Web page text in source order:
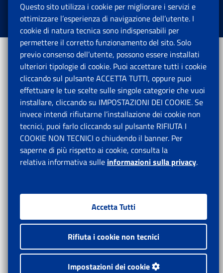
Istituto Nazionale Previdenza Sociale.
Tutti i diritti riservati.
Questo sito utilizza i cookie per migliorare i servizi e
ottimizzare l’esperienza di navigazione dell’utente. I
cookie di natura tecnica sono indispensabili per
permettere il corretto funzionamento del sito. Solo
previo consenso dell’utente, possono essere installati
ulteriori tipologie di cookie. Puoi accettare tutti i cookie
cliccando sul pulsante ACCETTA TUTTI, oppure puoi
effettuare le tue scelte sulle singole categorie che vuoi
installare, cliccando su IMPOSTAZIONI DEI COOKIE. Se
invece intendi rifiutarne l’installazione dei cookie non
tecnici, puoi farlo cliccando sul pulsante RIFIUTA I
COOKIE NON TECNICI o chiudendo il banner. Per
saperne di più rispetto ai cookie, consulta la
relativa informativa sulle informazioni sulla privacy.
Accetta Tutti
Rifiuta i cookie non tecnici
Impostazioni dei cookie